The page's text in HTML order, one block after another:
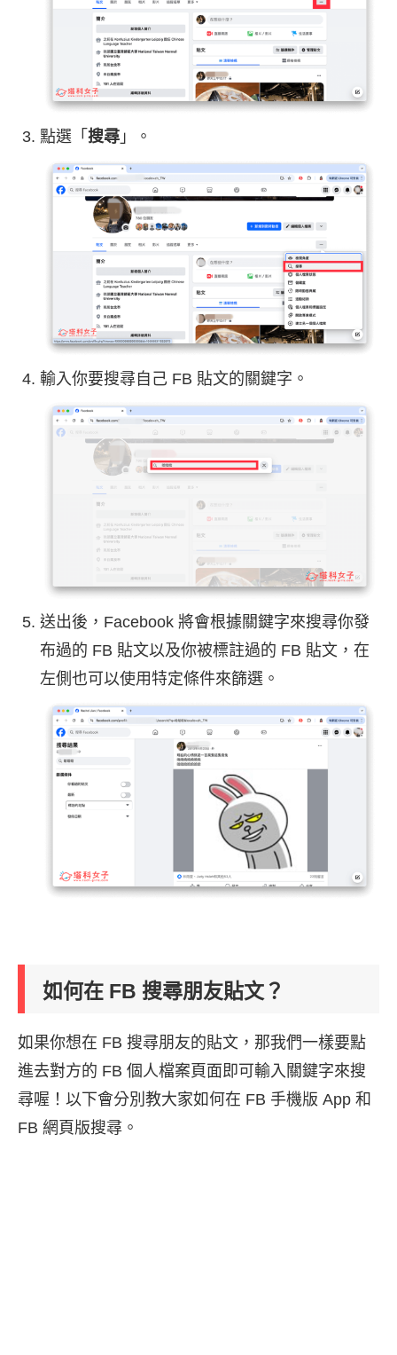
點選「 搜尋 」。
輸入你要搜尋自己 FB 貼文的關鍵字。
送出後，Facebook 將會根據關鍵字來搜尋你發
布過的 FB 貼文以及你被標註過的 FB 貼文，在
左側也可以使用特定條件來篩選。
如何在 FB 搜尋朋友貼文？
如果你想在 FB 搜尋朋友的貼文，那我們一樣要點
進去對方的 FB 個人檔案頁面即可輸入關鍵字來搜
尋喔！以下會分別教大家如何在 FB 手機版 App 和
FB 網頁版搜尋。